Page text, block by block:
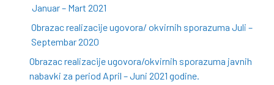
Januar – Mart 2021
Obrazac realizacije ugovora/ okvirnih sporazuma Juli –
Septembar 2020
Obrazac realizacije ugovora/okvirnih sporazuma javnih
nabavki za period April – Juni 2021 godine.